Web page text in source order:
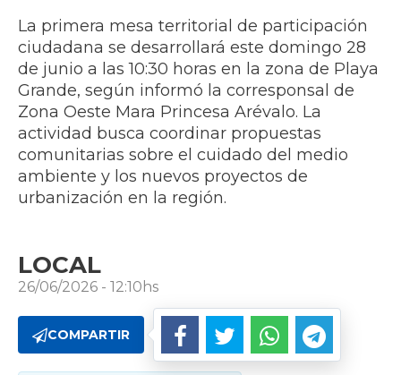
La primera mesa territorial de participación
ciudadana se desarrollará este domingo 28
de junio a las 10:30 horas en la zona de Playa
Grande, según informó la corresponsal de
Zona Oeste Mara Princesa Arévalo. La
actividad busca coordinar propuestas
comunitarias sobre el cuidado del medio
ambiente y los nuevos proyectos de
urbanización en la región.
LOCAL
26/06/2026 - 12:10hs
COMPARTIR